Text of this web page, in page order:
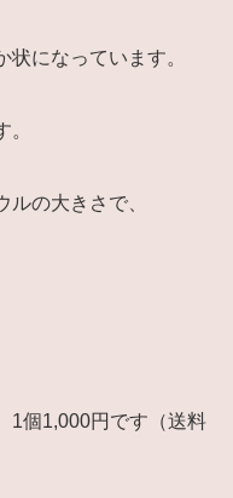
になっています。
の大きさで、
1個1,000円です（送料